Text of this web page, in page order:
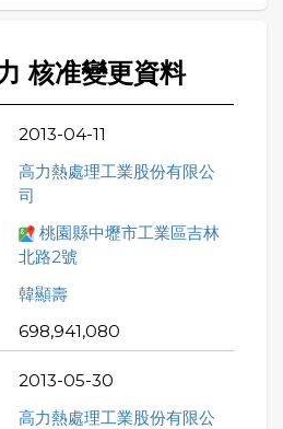
核准變更資料
2013-04-11
高力熱處理工業股份有限公
司
桃園縣中壢市工業區吉林
北路2號
韓顯壽
698,941,080
2013-05-30
高力熱處理工業股份有限公